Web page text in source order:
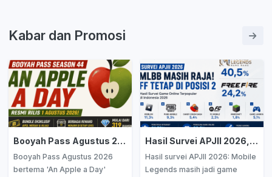
Kabar dan Promosi
Booyah Pass Agustus 2026 Bertema 'An Apple a Day' Resmi Rilis, Cek Semua Daftar Reward dan Harganya!
Booyah Pass Agustus 2026
bertema 'An Apple a Day'
Hasil Survei APJII 2026, Mobile Legends Tak Tergoyahkan, Free Fire Kokoh Jadi Game Terpopuler Kedua di Indonesia
Hasil survei APJII 2026: Mobile
Legends masih jadi game